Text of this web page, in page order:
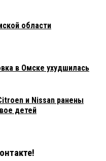
области
в Омске ухудшилась
и Nissan ранены
детей